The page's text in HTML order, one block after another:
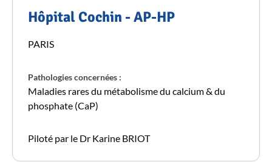
Hôpital Cochin - AP-HP
PARIS
Pathologies concernées :
Maladies rares du métabolisme du calcium & du
phosphate (CaP)
Piloté par le Dr Karine BRIOT